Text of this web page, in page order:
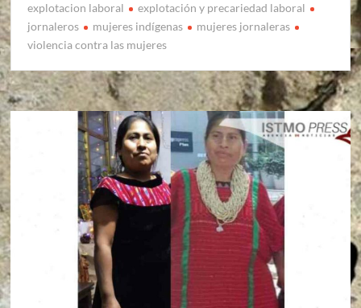
explotacion laboral
explotación y precariedad laboral
jornaleros
mujeres indígenas
mujeres jornaleras
violencia contra las mujeres